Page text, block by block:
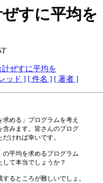
すに平均を
計ぜすに平均を
ッド ] [ 件名 ] [ 著者 ]
める」プログラムを考え
含みます。皆さんのプログ
ければ幸いです。
平均を求めるプログラム
て本当でしょうか？
るところが難しいでしょ。